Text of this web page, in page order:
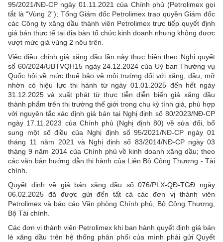
95/2021/NĐ-CP ngày 01.11.2021 của Chính phủ (Petrolimex gọi
tắt là “Vùng 2”); Tổng Giám đốc Petrolimex trao quyền Giám đốc
các Công ty xăng dầu thành viên Petrolimex trực tiếp quyết định
giá bán thực tế tại địa bàn tổ chức kinh doanh nhưng không được
vượt mức giá vùng 2 nêu trên.
Việc điều chỉnh giá xăng dầu lần này thực hiện theo Nghị quyết
số 60/2024/UBTVQH15 ngày 24.12.2024 của Uỷ ban Thường vụ
Quốc hội về mức thuế bảo vệ môi trường đối với xăng, dầu, mỡ
nhờn có hiệu lực thi hành từ ngày 01.01.2025 đến hết ngày
31.12.2025 và xuất phát từ thực tiễn diễn biến giá xăng dầu
thành phẩm trên thị trường thế giới trong chu kỳ tính giá, phù hợp
với nguyên tắc xác định giá bán tại Nghị định số 80/2023/NĐ-CP
ngày 17.11.2023 của Chính phủ (Nghị định 80) về sửa đổi, bổ
sung một số điều của Nghị định số 95/2021/NĐ-CP ngày 01
tháng 11 năm 2021 và Nghị định số 83/2014/NĐ-CP ngày 03
tháng 9 năm 2014 của Chính phủ về kinh doanh xăng dầu; theo
các văn bản hướng dẫn thi hành của Liên Bộ Công Thương - Tài
chính.
Quyết định về giá bán xăng dầu số 076/PLX-QĐ-TGĐ ngày
06.02.2025 đã được gửi đến tất cả các đơn vị thành viên
Petrolimex và báo cáo Văn phòng Chính phủ, Bộ Công Thương,
Bộ Tài chính.
Các đơn vị thành viên Petrolimex khi ban hành quyết định giá bán
lẻ xăng dầu trên hệ thống phân phối của mình phải gửi Quyết